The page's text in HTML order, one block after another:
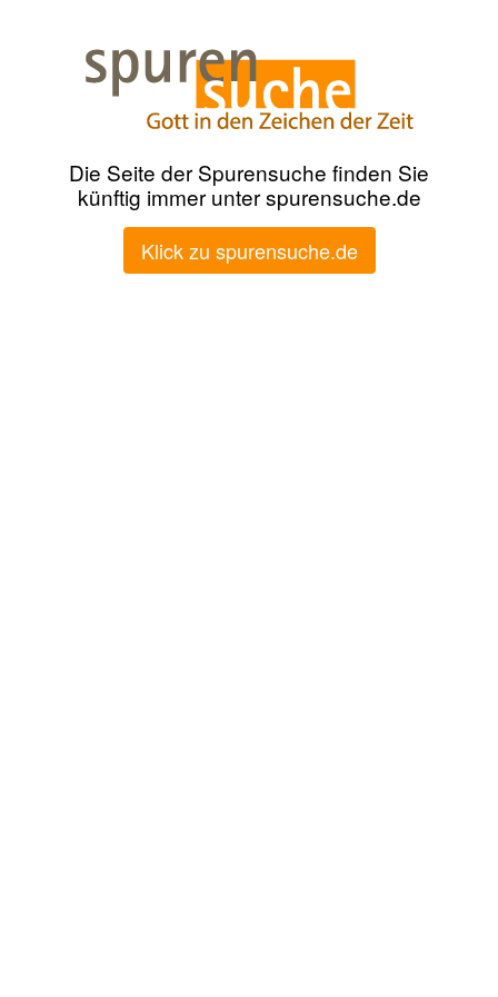
Die Seite der Spurensuche finden Sie
künftig immer unter spurensuche.de
Klick zu spurensuche.de